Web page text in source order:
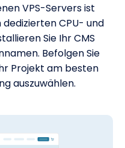
VPS-Servers ist
CPU- und
Sie Ihr CMS
Befolgen Sie
Projekt am besten
auszuwählen.